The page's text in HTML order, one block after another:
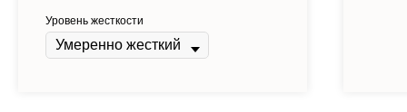
Уровень жесткости